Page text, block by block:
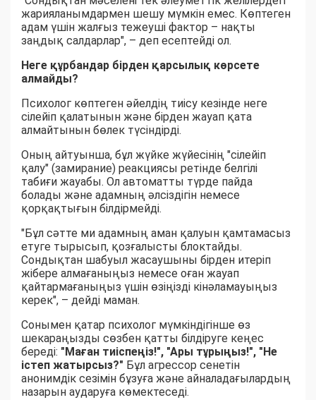
жарияланымдармен шешу мүмкін емес. Көптеген
адам үшін жалғыз тежеуші фактор – нақты
заңдық салдарлар", – деп есептейді ол.
Неге құрбандар бірден қарсылық көрсете
алмайды?
Психолог көптеген әйелдің тиісу кезінде неге
сілейіп қалатынын және бірден жауап қата
алмайтынын бөлек түсіндірді.
Оның айтуынша, бұл жүйке жүйесінің "сілейіп
қалу" (замирание) реакциясы ретінде белгілі
табиғи жауабы. Ол автоматты түрде пайда
болады және адамның әлсіздігін немесе
қорқақтығын білдірмейді.
"Бұл сәтте ми адамның аман қалуын қамтамасыз
етуге тырысып, қозғалысты блоктайды.
Сондықтан шабуыл жасаушыны бірден итеріп
жібере алмағаныңыз немесе оған жауап
қайтармағаныңыз үшін өзіңізді кінәламауыңыз
керек", – дейді маман.
Сонымен қатар психолог мүмкіндігінше өз
шекараңызды сөзбен қатты білдіруге кеңес
береді: "Маған тиіспеңіз!", "Ары тұрыңыз!", "Не
істеп жатырсыз?" Бұл агрессор сенетін
анонимдік сезімін бұзуға және айналадағылардың
назарын аударуға көмектеседі.